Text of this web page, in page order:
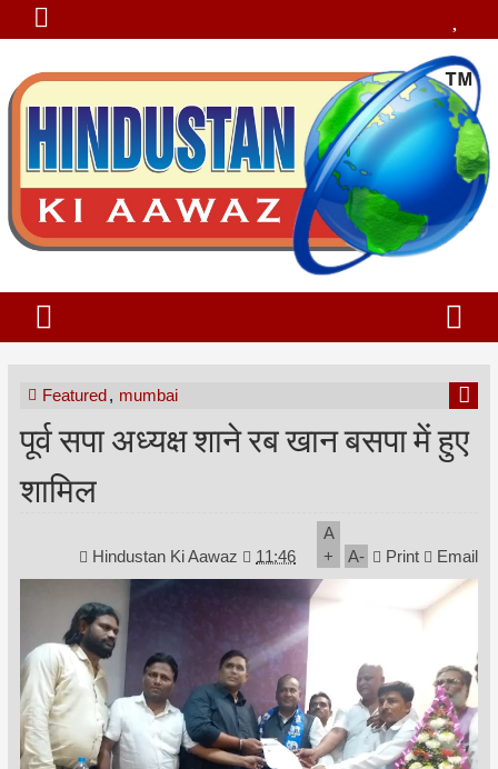
Featured, mumbai
पूर्व सपा अध्यक्ष शाने रब खान बसपा में हुए
शामिल
Hindustan Ki Aawaz 11:46
A
+
A- Print Email